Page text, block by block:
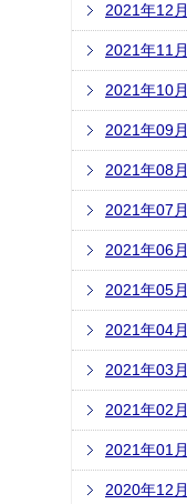
2021年12月
2021年11月
2021年10月
2021年09月
2021年08月
2021年07月
2021年06月
2021年05月
2021年04月
2021年03月
2021年02月
2021年01月
2020年12月